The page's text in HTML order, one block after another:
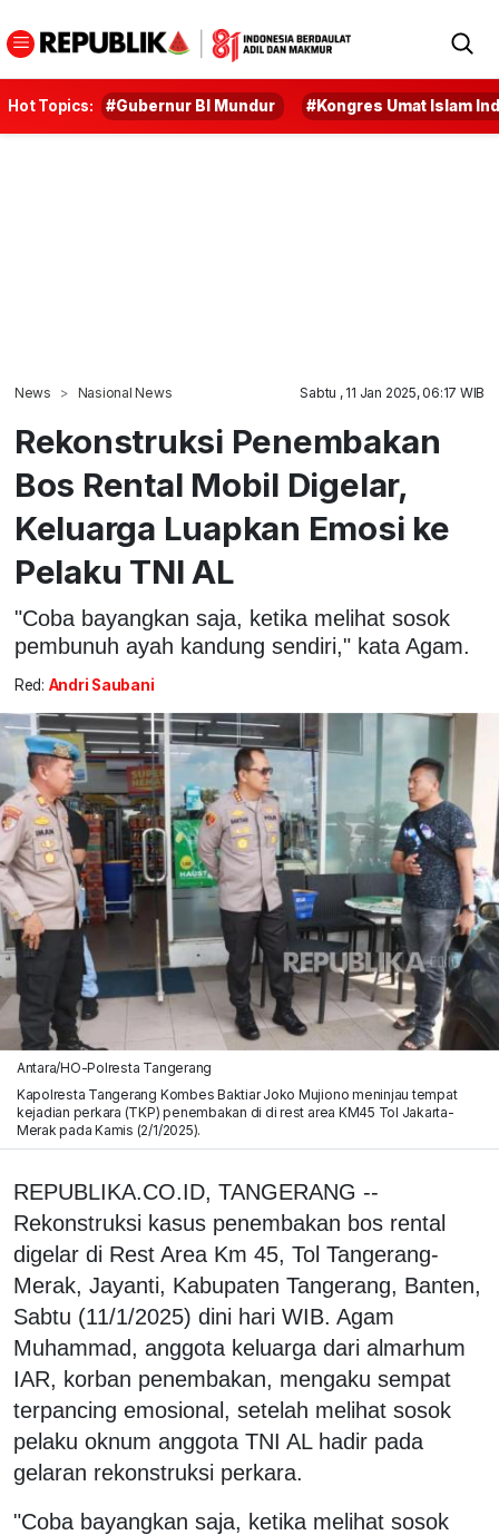
Hot Topics: #Gubernur BI Mundur #Kongres Umat Islam
News Nasional News Sabtu , 11 Jan 2025, 06:17 WIB
Rekonstruksi Penembakan
Bos Rental Mobil Digelar,
Keluarga Luapkan Emosi ke
Pelaku TNI AL
"Coba bayangkan saja, ketika melihat sosok
pembunuh ayah kandung sendiri," kata Agam.
Red: Andri Saubani
Antara/HO-Polresta Tangerang
Kapolresta Tangerang Kombes Baktiar Joko Mujiono meninjau tempat
kejadian perkara (TKP) penembakan di di rest area KM45 Tol Jakarta-
Merak pada Kamis (2/1/2025).
REPUBLIKA.CO.ID, TANGERANG --
Rekonstruksi kasus penembakan bos rental
digelar di Rest Area Km 45, Tol Tangerang-
Merak, Jayanti, Kabupaten Tangerang, Banten,
Sabtu (11/1/2025) dini hari WIB. Agam
Muhammad, anggota keluarga dari almarhum
IAR, korban penembakan, mengaku sempat
terpancing emosional, setelah melihat sosok
pelaku oknum anggota TNI AL hadir pada
gelaran rekonstruksi perkara.
"Coba bayangkan saja, ketika melihat sosok